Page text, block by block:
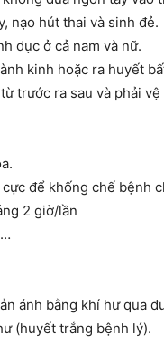
nạo hút thai và sinh đẻ.
dục ở cả nam và nữ.
kinh hoặc ra huyết
trước ra sau và phải
để khống chế bệnh
2 giờ/lần
ánh bằng khí hư qua
(huyết trắng bệnh lý).